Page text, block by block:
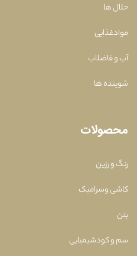
حلال ها
موادغذایی
آب و فاضلاب
شوینده ها
محصولات
رنگ و رزین
کاشی وسرامیک
بتن
سم و کودشیمیایی